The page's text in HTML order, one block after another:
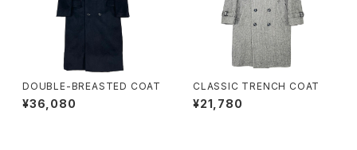
DOUBLE-BREASTED COAT
¥36,080
CLASSIC TRENCH COAT
¥21,780